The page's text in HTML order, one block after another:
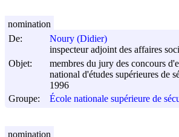
De:
Noury (Didier)
inspecteur adjoint des affaires
Objet:
membres du jury des concours
national d'études supérieures de
1996
Groupe:
École nationale supérieure de
nomination
nomination